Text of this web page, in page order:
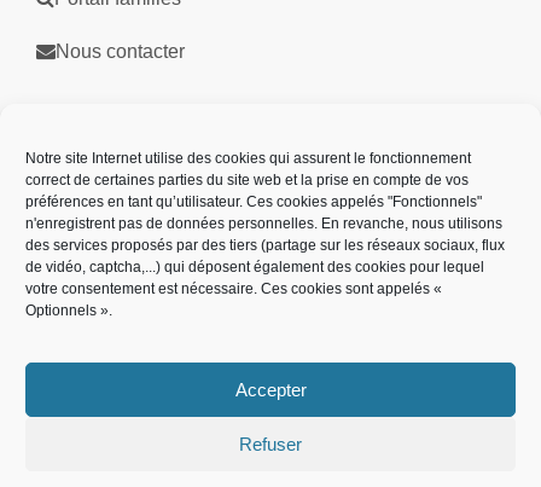
Notre site Internet utilise des cookies qui assurent le fonctionnement
correct de certaines parties du site web et la prise en compte de vos
préférences en tant qu’utilisateur. Ces cookies appelés "Fonctionnels"
n'enregistrent pas de données personnelles. En revanche, nous utilisons
des services proposés par des tiers (partage sur les réseaux sociaux, flux
de vidéo, captcha,...) qui déposent également des cookies pour lequel
votre consentement est nécessaire. Ces cookies sont appelés «
Optionnels ».
Accepter
Refuser
Nous contacter